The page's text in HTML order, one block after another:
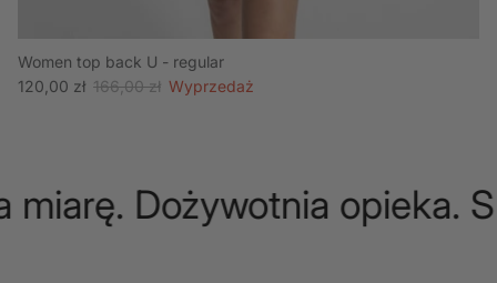
Women top back U - regular
Cena wyprzedażowa
120,00 zł Cena regularna
166,00 zł Wyprzedaż
Dożywotnia opieka.